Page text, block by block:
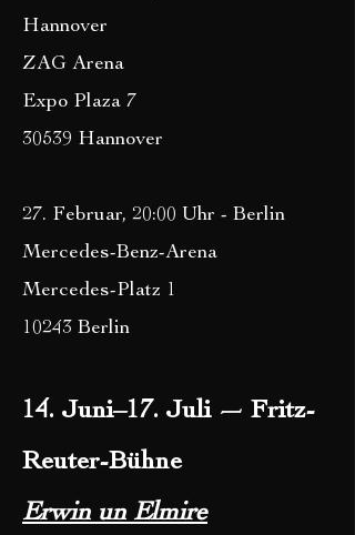
Hannover
ZAG Arena
Expo Plaza 7
30539 Hannover
27. Februar, 20:00 Uhr - Berlin
Mercedes-Benz-Arena
Mercedes-Platz 1
10243 Berlin
14. Juni–17. Juli — Fritz-
Reuter-Bühne
Erwin un Elmire